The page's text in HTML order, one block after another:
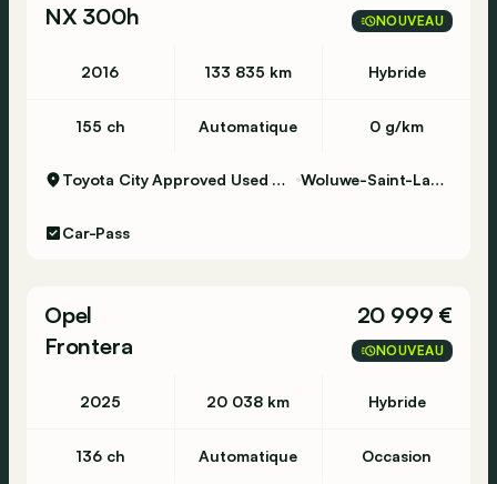
NX 300h
NOUVEAU
2016 133 835 km Hybride
155 ch Automatique 0 g/km
Toyota City Approved Used Woluwe Woluwe-Saint-Lambert
Car-Pass
Opel
Frontera
20 999 €
NOUVEAU
2025 20 038 km Hybride
136 ch Automatique Occasion